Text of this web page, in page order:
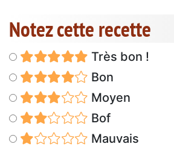
Notez cette recette
Très bon !
Bon
Moyen
Bof
Mauvais